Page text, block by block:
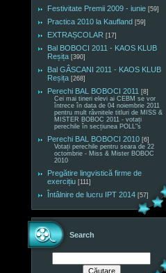
Festivitate Premii 2009 - iunie [59]
Practica 2010 la Kaufland [59]
EXTRAȘCOLAR [17]
Bal BOBOCI 2011 - KAOS KLUB
Reșița [390]
Bal GÂSCANI 2011 - KAOS KLUB
Reșița [268]
Perechi BAL BOBOCI 2011 [8]
Cei mai tineri elevi ai CEBM se vor
întrece în data de 04 noiembrie 2011
pentru mult râvnitele titluri de MISS &
MISTER BOBOC 2011 - votați
perechile în secțiunea POLL"s
Perechi BAL BOBOCI 2010 [6]
Votați perechile pentru seara de 22
octombrie - Miss & Mister BOBOC
2010
Pregătire lingvistică firme de
exercițiu [111]
Întâlnire de lucru IPT 2014 [57]
Search